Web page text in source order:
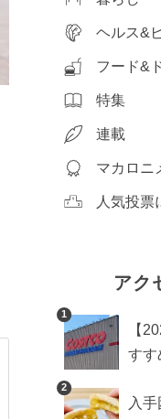
ヘルス&
フード&
特集
連載
マカロニ
人気投票
アク
1
【
すす
め
2
入